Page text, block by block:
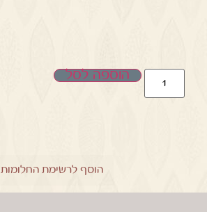
הוספה לסל
הוסף לרשימת החלומות